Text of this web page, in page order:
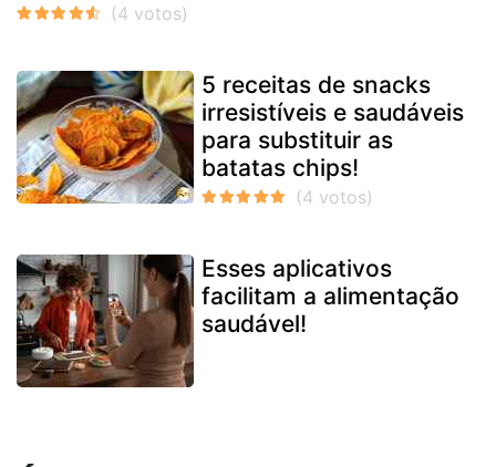
5 receitas de snacks
irresistíveis e saudáveis
para substituir as
batatas chips!
Esses aplicativos
facilitam a alimentação
saudável!